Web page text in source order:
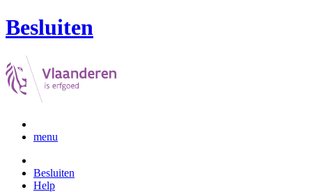
Besluiten
menu
Besluiten
Help